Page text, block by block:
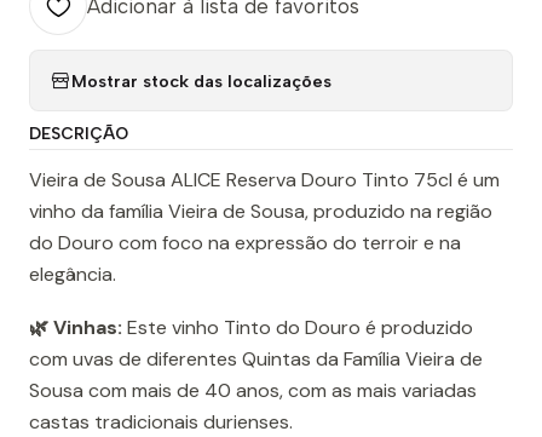
Adicionar à lista de favoritos
Mostrar stock das localizações
DESCRIÇÃO
Vieira de Sousa ALICE Reserva Douro Tinto 75cl é um
vinho da família Vieira de Sousa, produzido na região
do Douro com foco na expressão do terroir e na
elegância.
🌿 Vinhas: Este vinho Tinto do Douro é produzido
com uvas de diferentes Quintas da Família Vieira de
Sousa com mais de 40 anos, com as mais variadas
castas tradicionais durienses.